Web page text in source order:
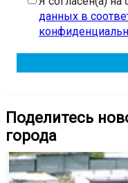
данных в
Поделитесь
города